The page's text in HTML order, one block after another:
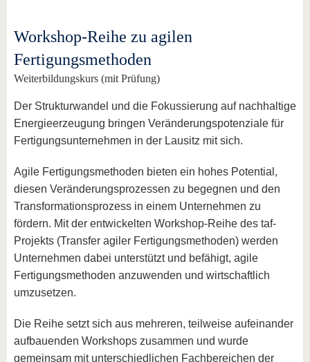
Workshop-Reihe zu agilen
Fertigungsmethoden
Weiterbildungskurs (mit Prüfung)
Der Strukturwandel und die Fokussierung auf nachhaltige
Energieerzeugung bringen Veränderungspotenziale für
Fertigungsunternehmen in der Lausitz mit sich.
Agile Fertigungsmethoden bieten ein hohes Potential,
diesen Veränderungsprozessen zu begegnen und den
Transformationsprozess in einem Unternehmen zu
fördern. Mit der entwickelten Workshop-Reihe des taf-
Projekts (Transfer agiler Fertigungsmethoden) werden
Unternehmen dabei unterstützt und befähigt, agile
Fertigungsmethoden anzuwenden und wirtschaftlich
umzusetzen.
Die Reihe setzt sich aus mehreren, teilweise aufeinander
aufbauenden Workshops zusammen und wurde
gemeinsam mit unterschiedlichen Fachbereichen der